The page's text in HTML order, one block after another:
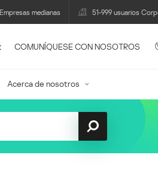
medianas 51-999 usuarios
COMUNÍQUESE CON NOSOTROS
Acerca de nosotros